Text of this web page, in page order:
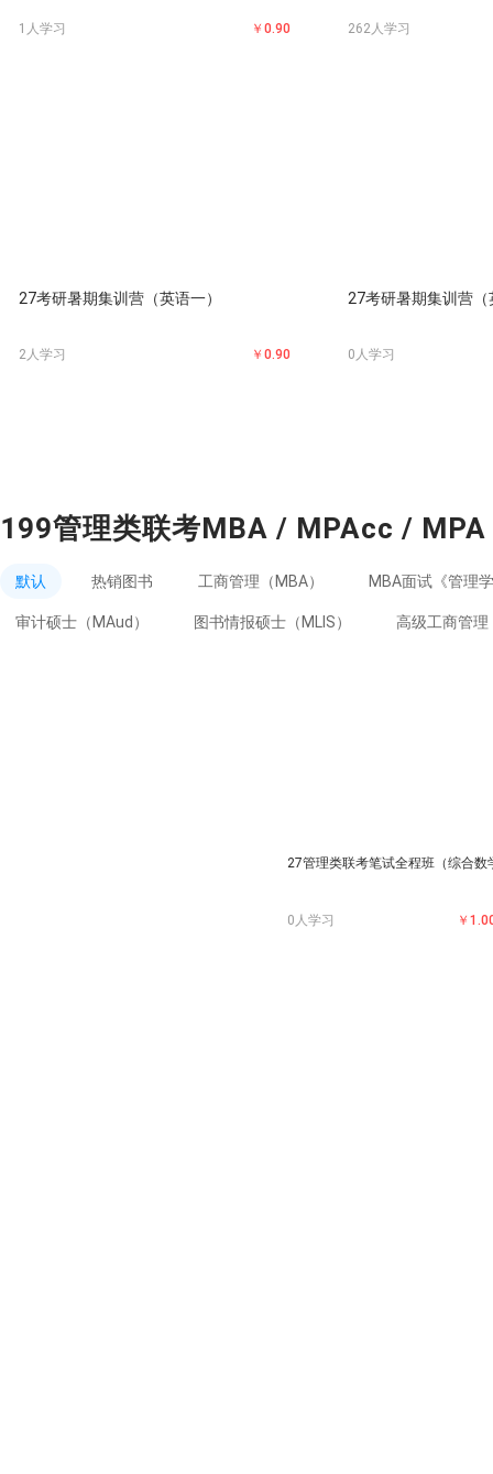
1人学习 ￥0.90 262人学习
27考研暑期集训营（英语一）
2人学习 ￥0.90
27考研暑期集训营（
0人学习
199管理类联考MBA / MPAcc / MPA
默认 热销图书 工商管理（MBA） MBA面试《管理
审计硕士（MAud） 图书情报硕士（MLIS） 高级工商管理
27管理类联考笔试全程班（综合
0人学习 ￥